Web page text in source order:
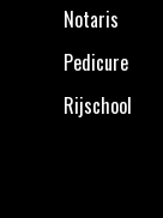
Notaris
Pedicure
Rijschool